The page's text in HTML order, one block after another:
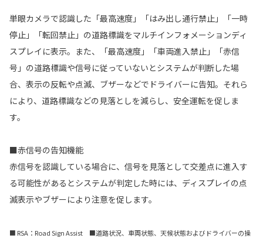
単眼カメラで認識した「最高速度」「はみ出し通行禁止」「一時
停止」「転回禁止」の道路標識をマルチインフォメーションディ
スプレイに表示。また、「最高速度」「車両進入禁止」「赤信
号」の道路標識や信号に従っていないとシステムが判断した場
合、表示の反転や点滅、ブザーなどでドライバーに告知。それら
により、道路標識などの見落としを減らし、安全運転を促しま
す。
■赤信号の告知機能
赤信号を認識している場合に、信号を見落として交差点に進入す
る可能性があるとシステムが判定した時には、ディスプレイの点
滅表示やブザーにより注意を促します。
■ RSA：Road Sign Assist ■道路状況、車両状態、天候状態およびドライバーの操